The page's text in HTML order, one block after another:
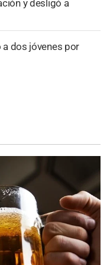
y desligó a
a dos jóvenes por